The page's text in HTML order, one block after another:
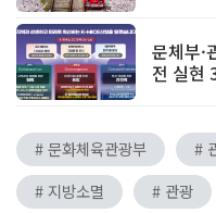
문체부·
전 실현
# 문화체육관광부 #
# 지방소멸
# 관광